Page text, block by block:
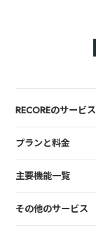
RECOREのサービス
アパレル向け
プランと料金
主要機能一覧
その他のサービス